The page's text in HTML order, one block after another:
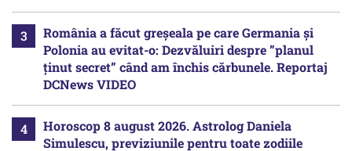
România a făcut greșeala pe care Germania și
Polonia au evitat-o: Dezvăluiri despre ”planul
ținut secret” când am închis cărbunele. Reportaj
DCNews VIDEO
Horoscop 8 august 2026. Astrolog Daniela
Simulescu, previziunile pentru toate zodiile